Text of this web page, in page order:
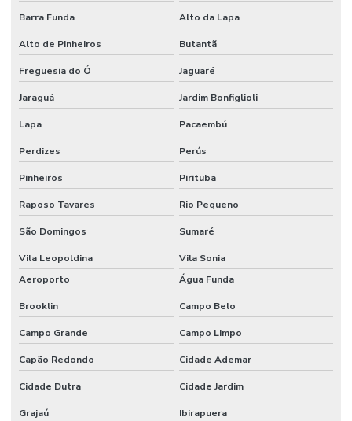
Tecido algodão flocado
Tecido aveludado automotivo
Tecido flocado
Tecido flocado de nylon
Tecido floco de algodão
Tecido tule flocado
Tecido veludo
Tecido veludo atacado
Tecido veludo automotivo
Tecido veludo automotivo comprar
Tecido veludo comprar
Tecido veludo flocado
Barra Funda Alto da Lapa
Alto de Pinheiros Butantã
Freguesia do Ó Jaguaré
Jaraguá Jardim Bonfiglioli
Lapa Pacaembú
Perdizes Perús
Pinheiros Pirituba
Raposo Tavares Rio Pequeno
São Domingos Sumaré
Vila Leopoldina
Vila Sonia
Aeroporto
Água Funda
Brooklin Campo Belo
Campo Grande Campo Limpo
Capão Redondo Cidade Ademar
Cidade Dutra Cidade Jardim
Grajaú Ibirapuera